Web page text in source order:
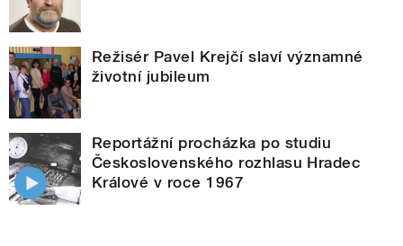
Režisér Pavel Krejčí slaví významné
životní jubileum
Reportážní procházka po studiu
Československého rozhlasu Hradec
Králové v roce 1967